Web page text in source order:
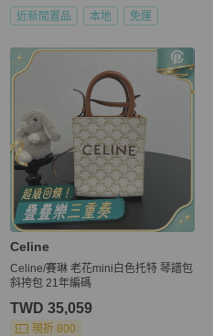
近新閒置品 本地 免運
Celine
Celine/賽琳 老花mini白色托特 琴譜包
斜挎包 21年編碼
TWD 35,059
現折 800